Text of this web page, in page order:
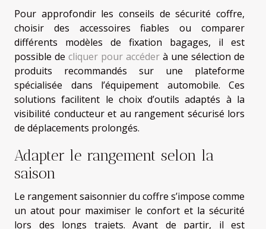
Pour approfondir les conseils de sécurité coffre,
choisir des accessoires fiables ou comparer
différents modèles de fixation bagages, il est
possible de cliquer pour accéder à une sélection de
produits recommandés sur une plateforme
spécialisée dans l’équipement automobile. Ces
solutions facilitent le choix d’outils adaptés à la
visibilité conducteur et au rangement sécurisé lors
de déplacements prolongés.
Adapter le rangement selon la
saison
Le rangement saisonnier du coffre s’impose comme
un atout pour maximiser le confort et la sécurité
lors des longs trajets. Avant de partir, il est